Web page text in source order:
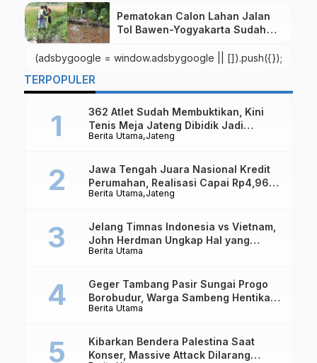
Pematokan Calon Lahan Jalan
Tol Bawen-Yogyakarta Sudah
(adsbygoogle = window.adsbygoogle || []).push({});
TERPOPULER
Berita Utama Jateng
362 Atlet Sudah Membuktikan, Kini
Tenis Meja Jateng Dibidik Jadi
Kekuatan Nasional
Berita Utama Jateng
Jawa Tengah Juara Nasional Kredit
Perumahan, Realisasi Capai Rp4,96
Triliun
Berita Utama
Jelang Timnas Indonesia vs Vietnam,
John Herdman Ungkap Hal yang
Dipertaruhkan
Berita Utama
Geger Tambang Pasir Sungai Progo
Borobudur, Warga Sambeng Hentikan
Alat Berat dan Usir Truk
Kibarkan Bendera Palestina Saat
Konser, Massive Attack Dilarang